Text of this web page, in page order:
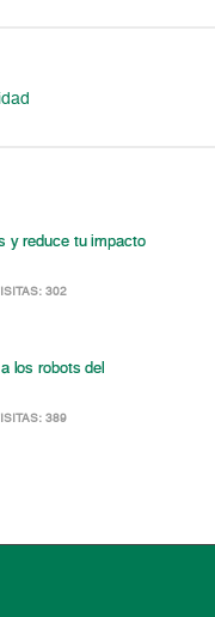
y reduce tu impacto
302
los robots del
389